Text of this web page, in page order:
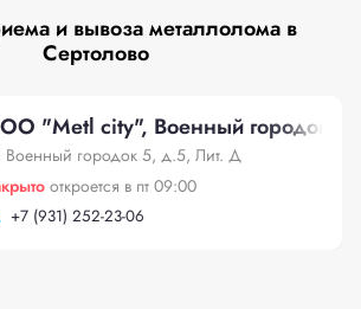
и вывоза металлолома в
Сертолово
"Metl city", Военный городок
Военный городок 5, д.5, Лит. Д
откроется в пт 09:00
+7 (931) 252-23-06